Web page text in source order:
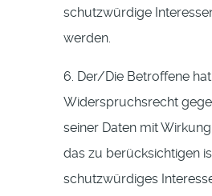
schutzwürdige
werden.
6. Der/Die Betroffene
Widerspruchsrecht
seiner Daten mit
das zu berücksichtigen
schutzwürdiges